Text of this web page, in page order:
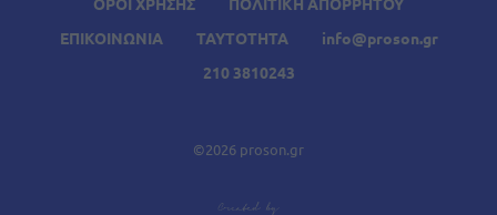
ΕΠΙΚΟΙΝΩΝΙΑ
ΤΑΥΤΟΤΗΤΑ
info@proson.gr
210 3810243
©2026 proson.gr